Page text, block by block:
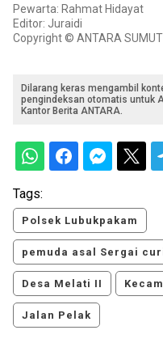
Pewarta: Rahmat Hidayat
Editor: Juraidi
Copyright © ANTARA
Dilarang keras mengambil
pengindeksan otomatis untuk
Kantor Berita ANTARA.
Tags:
Polsek Lubukpakam
pemuda asal Sergai
Desa Melati II
Jalan Pelak